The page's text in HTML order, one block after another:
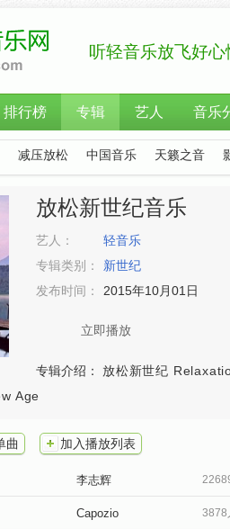
听轻音乐放飞好心
排行榜 专辑 艺人 音乐
减压放松 中国音乐 天籁之音
放松新世纪音乐
艺人：
轻音乐
专辑类别：
新世纪
发布时间：
2015年10月01日
立即播放
专辑介绍： 放松新世纪
Age
曲 加入播放列表
李志辉
Capozio 3878